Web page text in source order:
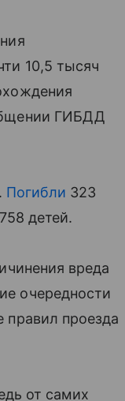
10,5 тысяч
ГИБДД
Погибли 323
детей.
вреда
очередности
правил проезда
от самих